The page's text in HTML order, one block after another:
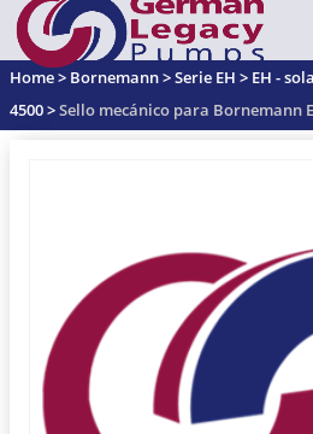
Home> Bornemann>Serie EH > EH -
4500>Sello mecánico para Bornemann